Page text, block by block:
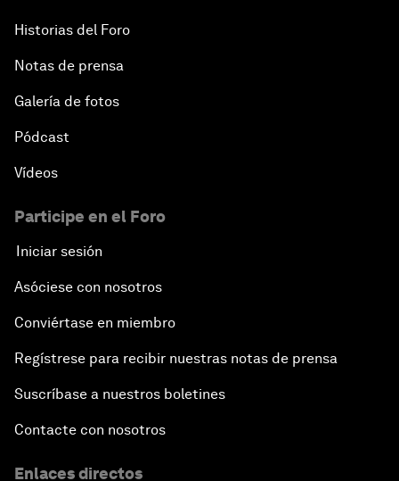
Historias del Foro
Notas de prensa
Galería de fotos
Pódcast
Vídeos
Participe en el Foro
Iniciar sesión
Asóciese con nosotros
Conviértase en miembro
Regístrese para recibir nuestras notas de prensa
Suscríbase a nuestros boletines
Contacte con nosotros
Enlaces directos